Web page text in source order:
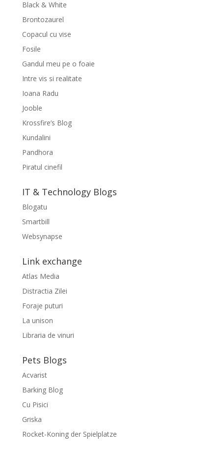
Black & White
Brontozaurel
Copacul cu vise
Fosile
Gandul meu pe o foaie
Intre vis si realitate
Ioana Radu
Jooble
Krossfire’s Blog
Kundalini
Pandhora
Piratul cinefil
IT & Technology Blogs
Blogatu
Smartbill
Websynapse
Link exchange
Atlas Media
Distractia Zilei
Foraje puturi
La unison
Libraria de vinuri
Pets Blogs
Acvarist
Barking Blog
Cu Pisici
Griska
Rocket-Koning der Spielplatze